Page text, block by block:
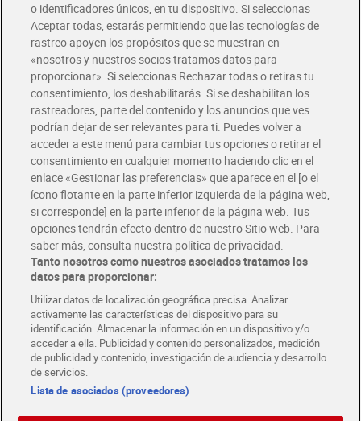
Envío gratis por compras superiores a 100€
Envío estandar por 4,99€
Glovo y Uber Eats
Solicita tu factura de Glovo o Uber Eats
Únete al CLUB Dia
Disfruta las ventajas y ofertas exclusivas.
Descárgate la APP Dia
Folletos y Tiendas
Descubre las mejores ofertas y busca tu tienda más cercana
Tarjeta MaX Dia
Te devuelve hasta 8€/mes de tus compras.
¡Solicita tu tarjeta de crédito aquí!
COMER MEJOR CADA DIA
COLABORA CON DIA ABRE TU TIENDA DIA CORPORATE
o identificadores únicos, en tu dispositivo. Si seleccionas
Aceptar todas, estarás permitiendo que las tecnologías de
rastreo apoyen los propósitos que se muestran en
«nosotros y nuestros socios tratamos datos para
proporcionar». Si seleccionas Rechazar todas o retiras tu
consentimiento, los deshabilitarás. Si se deshabilitan los
rastreadores, parte del contenido y los anuncios que ves
podrían dejar de ser relevantes para ti. Puedes volver a
acceder a este menú para cambiar tus opciones o retirar el
consentimiento en cualquier momento haciendo clic en el
enlace «Gestionar las preferencias» que aparece en el [o el
ícono flotante en la parte inferior izquierda de la página web,
si corresponde] en la parte inferior de la página web. Tus
opciones tendrán efecto dentro de nuestro Sitio web. Para
saber más, consulta nuestra política de privacidad.
Tanto nosotros como nuestros asociados tratamos los
datos para proporcionar:
Utilizar datos de localización geográfica precisa. Analizar
activamente las características del dispositivo para su
identificación. Almacenar la información en un dispositivo y/o
acceder a ella. Publicidad y contenido personalizados, medición
de publicidad y contenido, investigación de audiencia y desarrollo
de servicios.
Lista de asociados (proveedores)